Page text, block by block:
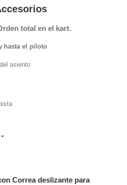
total en el kart.
hasta el piloto
asiento
Correa deslizante para